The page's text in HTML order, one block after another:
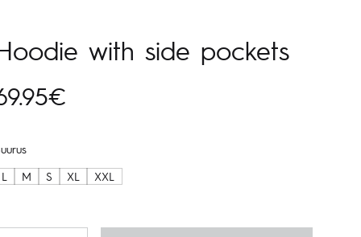
with side pockets
€
L
M S XL XXL